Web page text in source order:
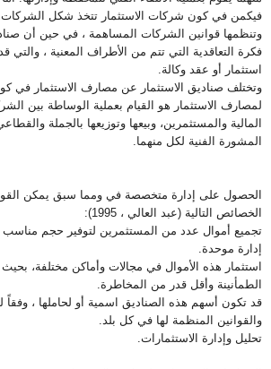
فيكمن في كون شركات الاستثمار تتخذ شكل الشركات
وتنظمها قوانين الشركات المساهمة ، في حين أن
فكرة التعاقدية التي تتم من الأطراف المعنية ،
استثمار أو عقد وكالة
وتختلف صناديق الاستثمار عن مصارف الاستثمار في
لمصارف الاستثمار هو القيام بعملية الوساطة بين
المالية والمستثمرين، وبيعها وتوزيعها بالجملة
المشورة الفنية لكل منهما
الحصول على إدارة متخصصة في ومما سبق يمكن القول
الخصائص التالية (عبد العالي ، 1995
):
تجميع أموال عدد من المستثمرين لتوفير حجم مناسب
إدارة موحدة
استثمار هذه الأموال في مجالات وأماكن مختلفة،
الطمأنينة وأقل قدر من المخاطرة
قد تكون أسهم هذه الصناديق اسمية أو لحاملها ، وفقاً
والقوانين المنظمة لها في كل بلد
تحليل وإدارة الاستثمارات